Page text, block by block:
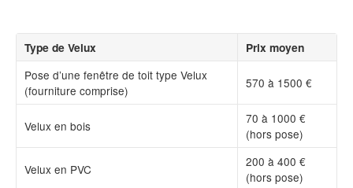
Type de Velux
Prix moyen
Pose d’une fenêtre de toit type Velux
(fourniture comprise)
570 à 1500 €
Velux en bois
70 à 1000 €
(hors pose)
Velux en PVC
200 à 400 €
(hors pose)